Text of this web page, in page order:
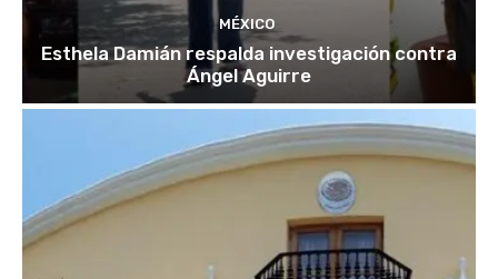
MÉXICO
Esthela Damián respalda investigación contra
Ángel Aguirre